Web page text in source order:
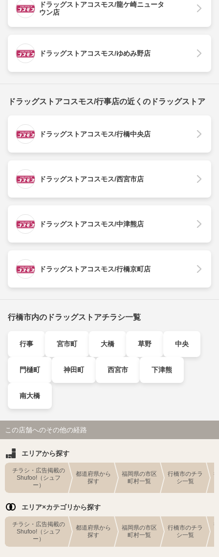
ドラッグストアコスモス/龍ケ崎ニュータ
ウン店
ドラッグストアコスモス/ゆめみ野店
ドラッグストアコスモス/行事店の近くのドラッグストア
ドラッグストアコスモス/行橋中央店
ドラッグストアコスモス/西宮市店
ドラッグストアコスモス/中津熊店
ドラッグストアコスモス/行橋京町店
行橋市内のドラッグストアチラシ一覧
行事 宮市町 大橋 草野 中央
門樋町 神田町 西宮市 下津熊
南大橋
この店舗へのその他の経路
エリアから探す
チラシ・広告掲載の
Shufoo!（シュフ
ー）
都道府県から
探す
福岡県の市区
町村一覧
行橋市のチラ
シ一覧
エリア×カテゴリから探す
チラシ・広告掲載の
Shufoo!（シュフ
ー）
都道府県から
探す
福岡県の市区
町村一覧
行橋市のチラ
シ一覧